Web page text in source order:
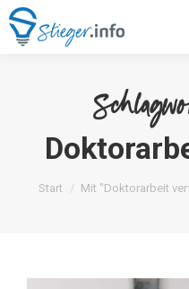
Sie befinden sich hier:
Start Mit "Doktorarbeit